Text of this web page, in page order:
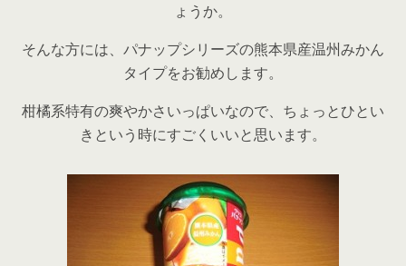
ょうか。
そんな方には、パナップシリーズの熊本県産温州みかん
タイプをお勧めします。
柑橘系特有の爽やかさいっぱいなので、ちょっとひとい
きという時にすごくいいと思います。